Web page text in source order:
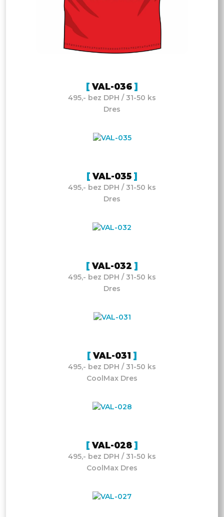
VAL-036
495,- bez DPH / 31-50 ks
Dres
VAL-035
495,- bez DPH / 31-50 ks
Dres
VAL-032
495,- bez DPH / 31-50 ks
Dres
VAL-031
495,- bez DPH / 31-50 ks
CoolMax Dres
VAL-028
495,- bez DPH / 31-50 ks
CoolMax Dres